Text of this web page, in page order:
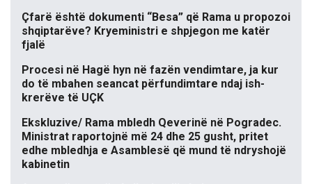
Çfarë është dokumenti “Besa” që Rama u propozoi
shqiptarëve? Kryeministri e shpjegon me katër
fjalë
Procesi në Hagë hyn në fazën vendimtare, ja kur
do të mbahen seancat përfundimtare ndaj ish-
krerëve të UÇK
Ekskluzive/ Rama mbledh Qeverinë në Pogradec.
Ministrat raportojnë më 24 dhe 25 gusht, pritet
edhe mbledhja e Asamblesë që mund të ndryshojë
kabinetin